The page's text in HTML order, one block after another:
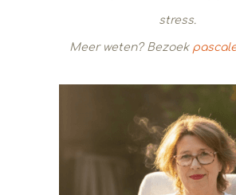
stress.
Meer weten? Bezoek